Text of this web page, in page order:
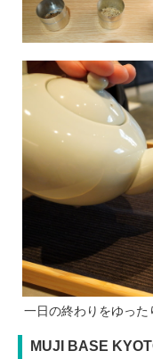
一日の終わりをゆっ
MUJI BASE